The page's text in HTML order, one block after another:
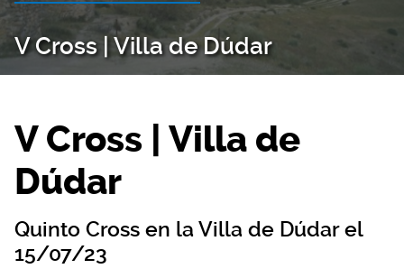
V Cross | Villa de Dúdar
V Cross | Villa de
Dúdar
Quinto Cross en la Villa de Dúdar el
15/07/23